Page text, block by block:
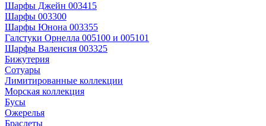
Шарфы Джейн 003415
Шарфы 003300
Шарфы Юнона 003355
Галстуки Орнелла 005100 и 005101
Шарфы Валенсия 003325
Бижутерия
Сотуары
Лимитированные коллекции
Морская коллекция
Бусы
Ожерелья
Браслеты